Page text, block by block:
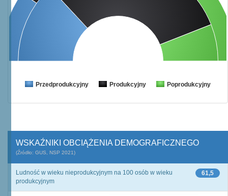
Przedprodukcyjny Produkcyjny Poprodukcyjny
WSKAŹNIKI OBCIĄŻENIA DEMOGRAFICZNEGO
(Źródło: GUS, NSP 2021)
61,5
Ludność w wieku nieprodukcyjnym na 100 osób w wieku
produkcyjnym